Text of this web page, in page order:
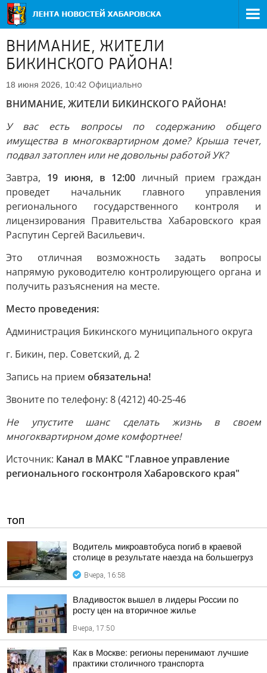
ВНИМАНИЕ, ЖИТЕЛИ
БИКИНСКОГО РАЙОНА!
18 июня 2026, 10:42 Официально
ВНИМАНИЕ, ЖИТЕЛИ БИКИНСКОГО РАЙОНА!
У вас есть вопросы по содержанию общего
имущества в многоквартирном доме? Крыша течет,
подвал затоплен или не довольны работой УК?
Завтра, 19 июня, в 12:00личный прием граждан
проведет начальник главного управления
регионального государственного контроля и
лицензирования Правительства Хабаровского края
Распутин Сергей Васильевич.
Это отличная возможность задать вопросы
напрямую руководителю контролирующего органа и
получить разъяснения на месте.
Место проведения:
Администрация Бикинского муниципального округа
г. Бикин, пер. Советский, д. 2
Запись на прием обязательна!
Звоните по телефону: 8 (4212) 40-25-46
Не упустите шанс сделать жизнь в своем
многоквартирном доме комфортнее!
Источник: Канал в МАКС "Главное управление
регионального госконтроля Хабаровского края"
ТОП
Водитель микроавтобуса погиб в краевой
столице в результате наезда на большегруз
Вчера, 16:58
Владивосток вышел в лидеры России по
росту цен на вторичное жилье
Вчера, 17:50
Как в Москве: регионы перенимают лучшие
практики столичного транспорта